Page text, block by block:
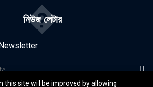
নিউজ লেটার
�
this site will be improved by allowing